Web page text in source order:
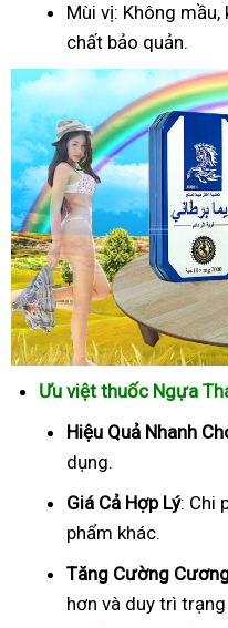
Mùi vị: Không
chất bảo quản.
Ưu việt thuốc Ngựa
Hiệu Quả Nhanh
dụng.
Giá Cả Hợp Lý: Chi
phẩm khác.
Tăng Cường
hơn và duy trì